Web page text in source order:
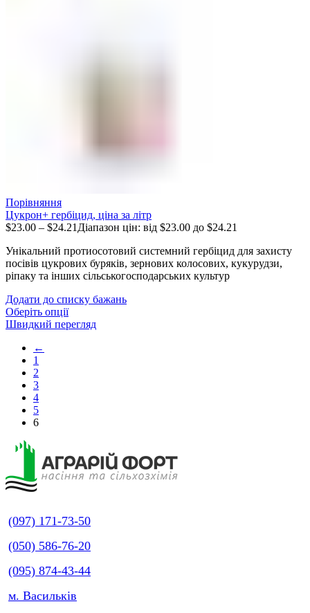
Порівняння
Цукрон+ гербіцид, ціна за літр
$23.00 – $24.21 Діапазон цін: від $23.00 до $24.21
Унікальний протиосотовий системний гербіцид для захисту
посівів цукрових буряків, зернових колосових, кукурудзи,
ріпаку та інших сільськогосподарських культур
Додати до списку бажань
Оберіть опції
Швидкий перегляд
←
1
2
3
4
5
6
(097) 171-73-50
(050) 586-76-20
(095) 874-43-44
м. Васильків